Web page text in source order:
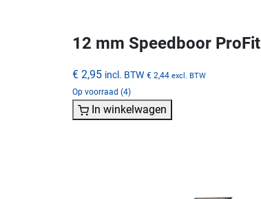
12 mm Speedboor ProFit
€ 2,95 incl. BTW € 2,44 excl. BTW
Op voorraad (4)
In winkelwagen